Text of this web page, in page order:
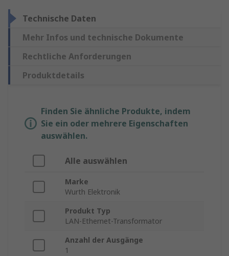
Technische Daten
Mehr Infos und technische Dokumente
Rechtliche Anforderungen
Produktdetails
Finden Sie ähnliche Produkte, indem
Sie ein oder mehrere Eigenschaften
auswählen.
Alle auswählen
Marke
Wurth Elektronik
Produkt Typ
LAN-Ethernet-Transformator
Anzahl der Ausgänge
1